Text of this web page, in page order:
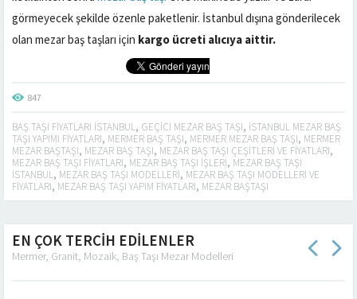
görmeyecek şekilde özenle paketlenir. İstanbul dışına gönderilecek
olan mezar baş taşları için kargo ücreti alıcıya aittir.
847
BAŞ TAŞI FIYATLARI ISTANBUL, GEÇICI MEZAR BAŞ TAŞI, ISTANBUL MEZAR BAŞ
TAŞI YAPIMI FIYATLARI, MERMER BAŞ TAŞI, MERMER MEZAR BAŞ TAŞI, MERMER
MEZAR BAŞTAŞI, MEZAR BAŞ TAŞI, MEZAR BAŞ TAŞI ÇEŞITLERI VE FIYATLARI,
MEZAR BAŞ TAŞI FIYATLARI, MEZAR BAŞ TAŞI IŞLERI, MEZAR BAŞ TAŞI
ISTANBUL, MEZAR BAŞ TAŞI MODELLERI, MEZAR BAŞ TAŞI MODELLERI VE
FIYATLARI, MEZAR BAŞ TAŞI YAPIM FIYATLARI, MEZAR BAŞTAŞI
EN ÇOK TERCİH EDİLENLER
Mermer, Granit, Mozaik, Baş Taşı Mezar Modelleri